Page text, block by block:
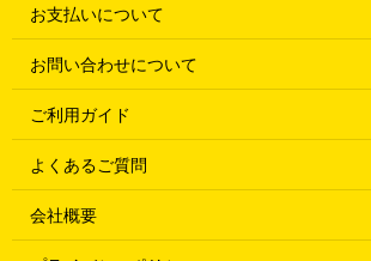
お支払いについて
お問い合わせについて
ご利用ガイド
よくあるご質問
会社概要